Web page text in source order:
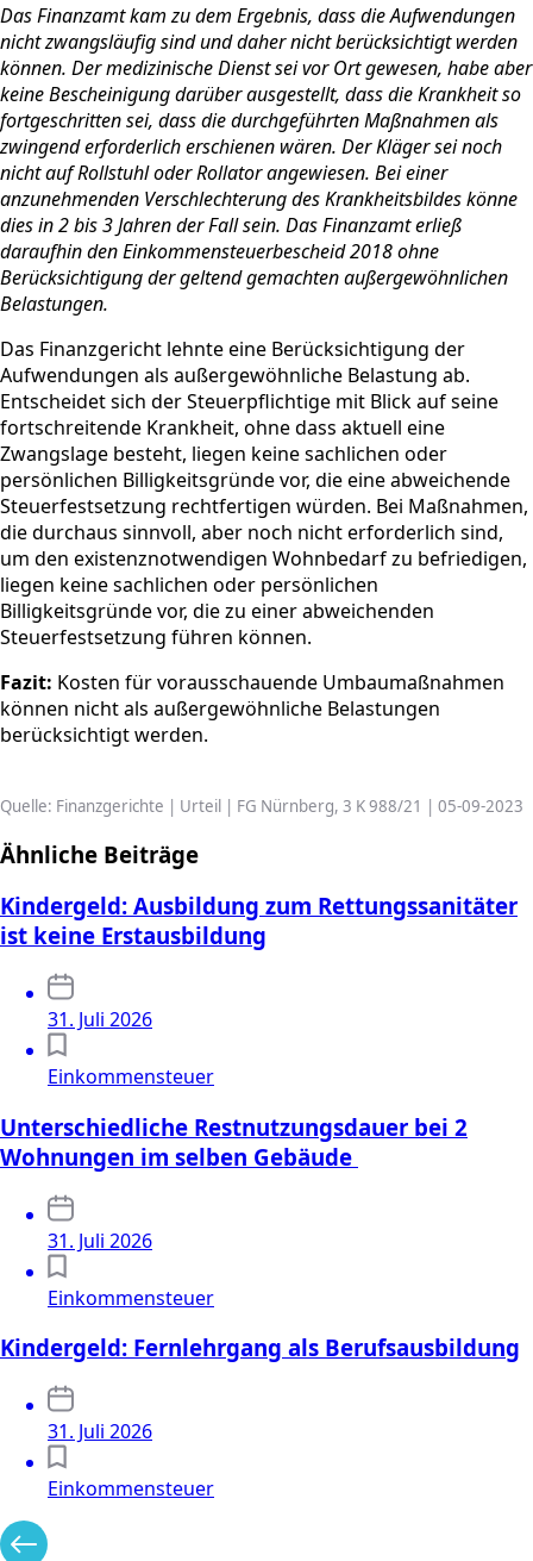
Das Finanzamt kam zu dem Ergebnis, dass die Aufwendungen
nicht zwangsläufig sind und daher nicht berücksichtigt werden
können. Der medizinische Dienst sei vor Ort gewesen, habe aber
keine Bescheinigung darüber ausgestellt, dass die Krankheit so
fortgeschritten sei, dass die durchgeführten Maßnahmen als
zwingend erforderlich erschienen wären. Der Kläger sei noch
nicht auf Rollstuhl oder Rollator angewiesen. Bei einer
anzunehmenden Verschlechterung des Krankheitsbildes könne
dies in 2 bis 3 Jahren der Fall sein. Das Finanzamt erließ
daraufhin den Einkommensteuerbescheid 2018 ohne
Berücksichtigung der geltend gemachten außergewöhnlichen
Belastungen.
Das Finanzgericht lehnte eine Berücksichtigung der
Aufwendungen als außergewöhnliche Belastung ab.
Entscheidet sich der Steuerpflichtige mit Blick auf seine
fortschreitende Krankheit, ohne dass aktuell eine
Zwangslage besteht, liegen keine sachlichen oder
persönlichen Billigkeitsgründe vor, die eine abweichende
Steuerfestsetzung rechtfertigen würden. Bei Maßnahmen,
die durchaus sinnvoll, aber noch nicht erforderlich sind,
um den existenznotwendigen Wohnbedarf zu befriedigen,
liegen keine sachlichen oder persönlichen
Billigkeitsgründe vor, die zu einer abweichenden
Steuerfestsetzung führen können.
Fazit: Kosten für vorausschauende Umbaumaßnahmen
können nicht als außergewöhnliche Belastungen
berücksichtigt werden.
Quelle: Finanzgerichte | Urteil | FG Nürnberg, 3 K 988/21 | 05-09-2023
Ähnliche Beiträge
Kindergeld: Ausbildung zum Rettungssanitäter
ist keine Erstausbildung
31. Juli 2026
Einkommensteuer
Unterschiedliche Restnutzungsdauer bei 2
Wohnungen im selben Gebäude
31. Juli 2026
Einkommensteuer
Kindergeld: Fernlehrgang als Berufsausbildung
31. Juli 2026
Einkommensteuer